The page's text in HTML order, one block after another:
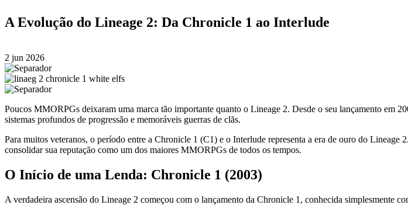
A Evolução do Lineage 2: Da Chronicle 1 ao Interlude
2 jun 2026
Poucos MMORPGs deixaram uma marca tão importante quanto o Lineage 2. Desde o seu lançamento em
sistemas profundos de progressão e memoráveis guerras de clãs.
Para muitos veteranos, o período entre a Chronicle 1 (C1) e o Interlude representa a era de ouro do Lineage
consolidar sua reputação como um dos maiores MMORPGs de todos os tempos.
O Início de uma Lenda: Chronicle 1 (2003)
A verdadeira ascensão do Lineage 2 começou com o lançamento da Chronicle 1, conhecida simplesmente